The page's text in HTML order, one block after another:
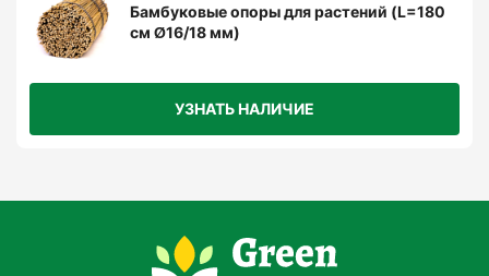
Бамбуковые опоры для растений (L=180
см Ø16/18 мм)
УЗНАТЬ НАЛИЧИЕ